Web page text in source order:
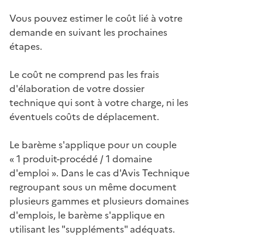
Vous pouvez estimer le coût lié à votre
demande en suivant les prochaines
étapes.
Le coût ne comprend pas les frais
d'élaboration de votre dossier
technique qui sont à votre charge, ni les
éventuels coûts de déplacement.
Le barème s'applique pour un couple
« 1 produit-procédé / 1 domaine
d'emploi ». Dans le cas d'Avis Technique
regroupant sous un même document
plusieurs gammes et plusieurs domaines
d'emplois, le barème s'applique en
utilisant les "suppléments" adéquats.